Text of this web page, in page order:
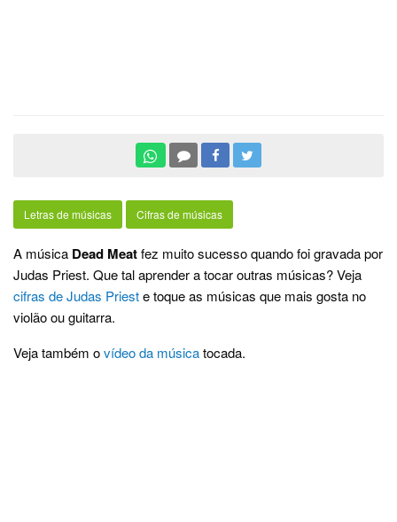
Letras de músicas Cifras de músicas
A música Dead Meatfez muito sucesso quando foi gravada por
Judas Priest. Que tal aprender a tocar outras músicas? Veja
cifras de Judas Prieste toque as músicas que mais gosta no
violão ou guitarra.
Veja também ovídeo da músicatocada.